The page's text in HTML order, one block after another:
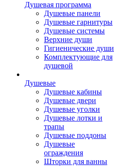
Душевая программа
Душевые панели
Душевые гарнитуры
Душевые системы
Верхние души
Гигиенические души
Комплектующие для
душевой
Душевые
Душевые кабины
Душевые двери
Душевые уголки
Душевые лотки и
трапы
Душевые поддоны
Душевые
ограждения
Шторки для ванны